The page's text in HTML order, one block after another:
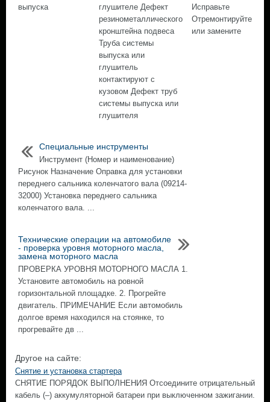
выпуска
глушителе Дефект
резинометаллического
кронштейна подвеса
Труба системы
выпуска или
глушитель
контактируют с
кузовом Дефект труб
системы выпуска или
глушителя
Исправьте
Отремонтируйте
или замените
Специальные инструменты
Инструмент (Номер и наименование)
Рисунок Назначение Оправка для установки
переднего сальника коленчатого вала (09214-
32000) Установка переднего сальника
коленчатого вала. ...
Технические операции на автомобиле
- проверка уровня моторного масла,
замена моторного масла
ПРОВЕРКА УРОВНЯ МОТОРНОГО МАСЛА 1.
Установите автомобиль на ровной
горизонтальной площадке. 2. Прогрейте
двигатель. ПРИМЕЧАНИЕ Если автомобиль
долгое время находился на стоянке, то
прогревайте дв ...
Другое на сайте:
Снятие и установка стартера
СНЯТИЕ ПОРЯДОК ВЫПОЛНЕНИЯ Отсоедините отрицательный
кабель (–) аккумуляторной батареи при выключенном зажигании.